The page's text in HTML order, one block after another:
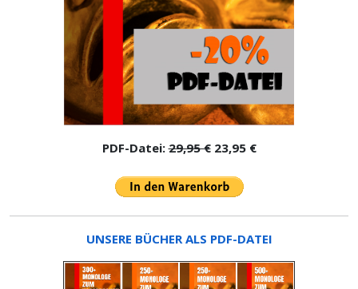
PDF-Datei:29,95 €23,95 €
UNSERE BÜCHER ALS PDF-DATEI